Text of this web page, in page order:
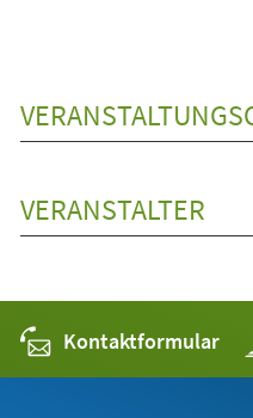
VERANSTALTER
Kontaktformular